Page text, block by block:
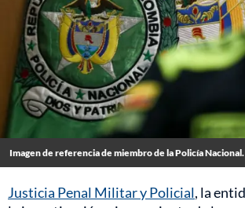
Imagen de referencia de miembro de la Policía Nacional.
Justicia Penal Militar y Policial, la